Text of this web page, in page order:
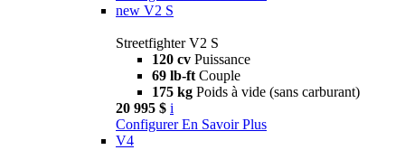
new V2 S
Streetfighter V2 S
120 cv Puissance
69 lb-ft Couple
175 kg Poids à vide (sans carburant)
20 995 $ i
Configurer En Savoir Plus
V4